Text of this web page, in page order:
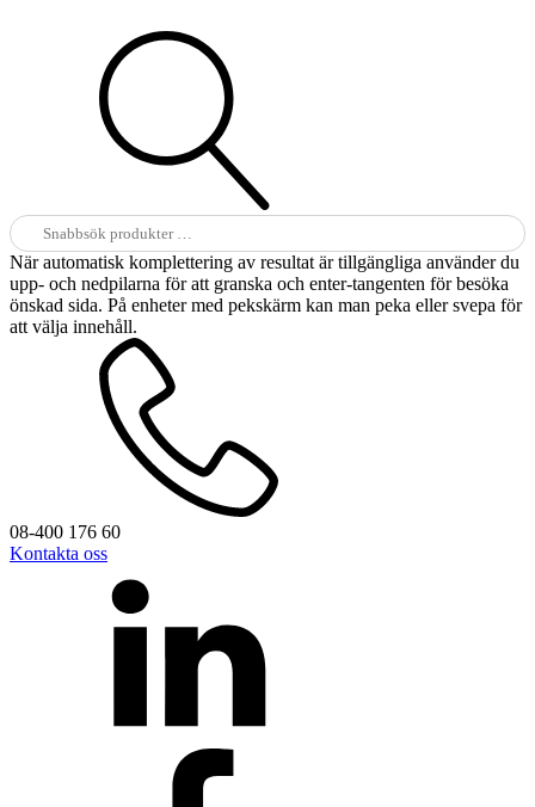
Sök
efter:
När automatisk komplettering av resultat är tillgängliga använder du
upp- och nedpilarna för att granska och enter-tangenten för besöka
önskad sida. På enheter med pekskärm kan man peka eller svepa för
att välja innehåll.
08-400 176 60
Kontakta oss